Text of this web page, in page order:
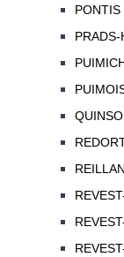
PONTIS